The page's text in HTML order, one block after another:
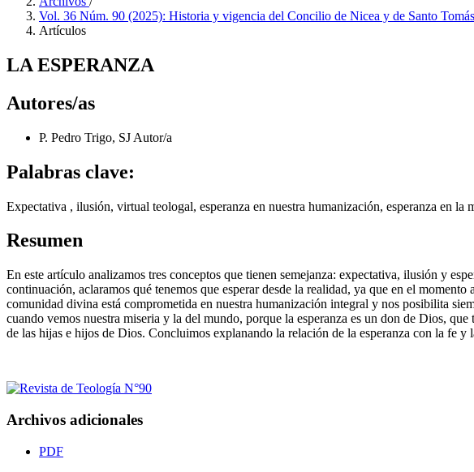
Vol. 36 Núm. 90 (2025): Historia y vigencia del Concilio de Nicea y de Santo
Artículos
LA ESPERANZA
Autores/as
P. Pedro Trigo, SJ Autor/a
Palabras clave:
Expectativa , ilusión, virtual teologal, esperanza en nuestra humanización, esperanza en
Resumen
En este artículo analizamos tres conceptos que tienen semejanza: expectativa, ilusión y
continuación, aclaramos qué tenemos que esperar desde la realidad, ya que en el
comunidad divina está comprometida en nuestra humanización integral y nos posibilita
cuando vemos nuestra miseria y la del mundo, porque la esperanza es un don de Dios,
de las hijas e hijos de Dios. Concluimos explanando la relación de la esperanza con la fe y
Archivos adicionales
PDF